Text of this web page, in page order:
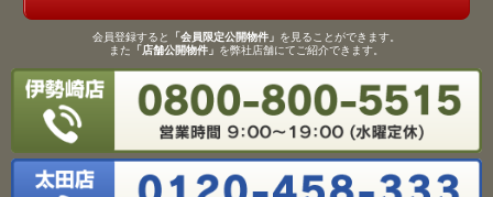
会員登録すると 「会員限定公開物件」 を見ることができます。
また 「店舗公開物件」 を弊社店舗にてご紹介できます。